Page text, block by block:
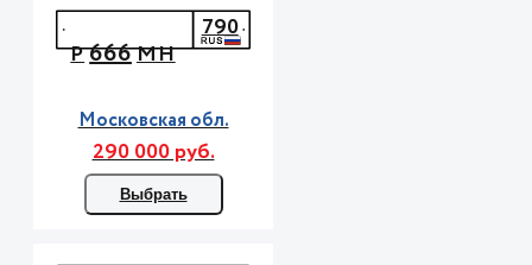
Р666МН
790
Московская обл.
290 000 руб.
Выбрать